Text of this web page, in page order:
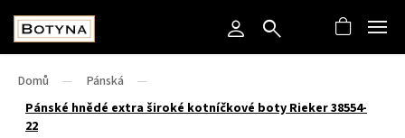
Domů / Pánská
/
Pánské hnědé extra široké kotníčkové boty Rieker 38554-
22